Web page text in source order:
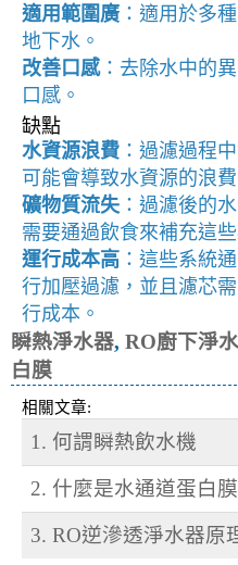
適用範圍廣 ：適用於多
地下水。
改善口感：去除水中的
口感。
缺點
水資源浪費 ：過濾過程
可能會導致水資源的浪費
礦物質流失：過濾後的
需要通過飲食來補充這
運行成本高 ：這些系統
行加壓過濾，並且濾芯
行成本。
瞬熱淨水器, RO廚下淨
白膜
相關文章:
1. 何謂瞬熱飲水機
2. 什麼是水通道蛋白膜
3. RO逆滲透淨水器原